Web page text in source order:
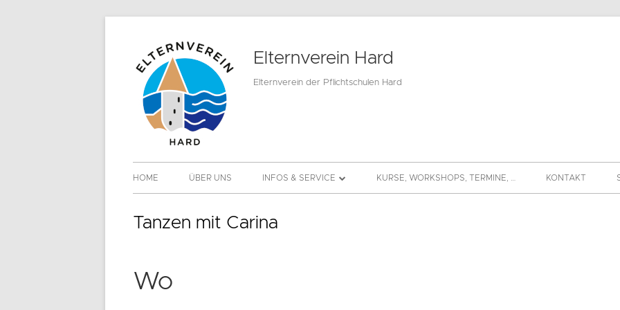
Elternverein Hard
Elternverein der Pflichtschulen Hard
Primäres
HOME ÜBER UNS INFOS & SERVICE KURSE, WORKSHOPS, TERMINE, … KONTAKT
Tanzen mit Carina
Wo